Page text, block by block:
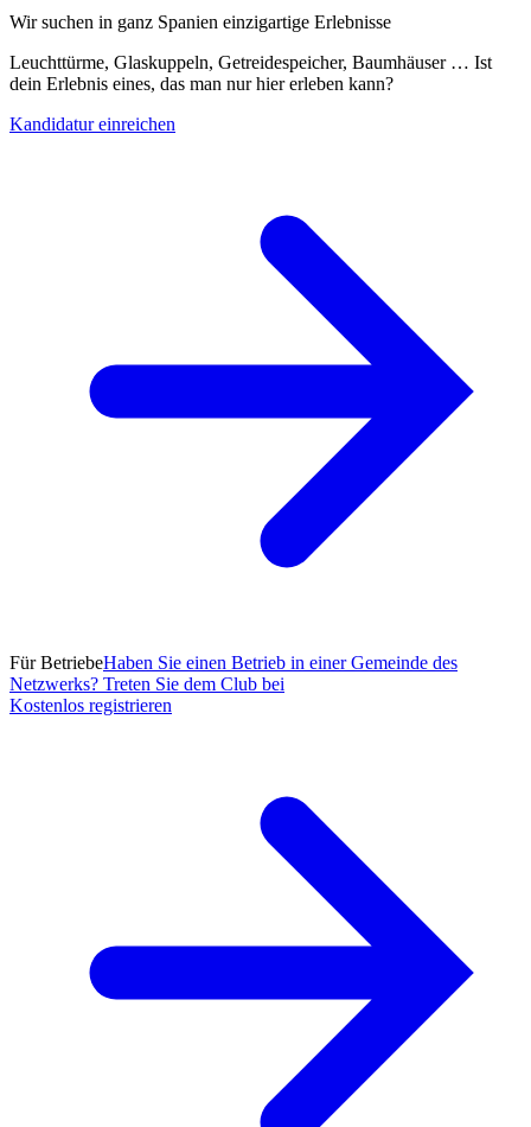
Wir suchen in ganz Spanien einzigartige Erlebnisse
Leuchttürme, Glaskuppeln, Getreidespeicher, Baumhäuser … Ist
dein Erlebnis eines, das man nur hier erleben kann?
Kandidatur einreichen
Für BetriebeHaben Sie einen Betrieb in einer Gemeinde des
Netzwerks? Treten Sie dem Club bei
Kostenlos registrieren